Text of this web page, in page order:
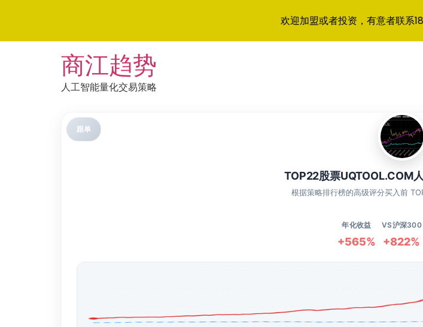
商江趋势
人工智能量化交易策略
跟单
TOP22股票UQTOOL.COM
根据策略排行榜的高级评分买入前
年化收益
+565%
VS沪深300
+822%
欢迎加盟或者投资，有意者联系